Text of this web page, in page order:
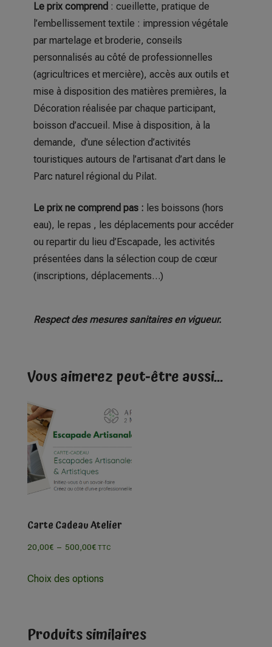
Le prix comprend : cueillette, pratique de
l’embellissement textile : impression végétale
par martelage et broderie, conseils
personnalisés au côté de professionnelles
(agricultrices et mercière), accès aux outils et
mise à disposition des matières premières, la
Décoration réalisée par chaque participant,
boisson d’accueil. Mise à disposition, à la
demande, d’une sélection d’activités
touristiques autours de l’artisanat d’art dans le
Parc naturel régional du Pilat.
Le prix ne comprend pas : les boissons (hors
eau), le repas , les déplacements pour accéder
ou repartir du lieu d’Escapade, les activités
présentées dans la sélection coup de cœur
(inscriptions, déplacements…)
Respect des mesures sanitaires en vigueur.
Vous aimerez peut-être aussi…
Carte Cadeau Atelier
20,00€ – 500,00€ TTC
Choix des options
Produits similaires